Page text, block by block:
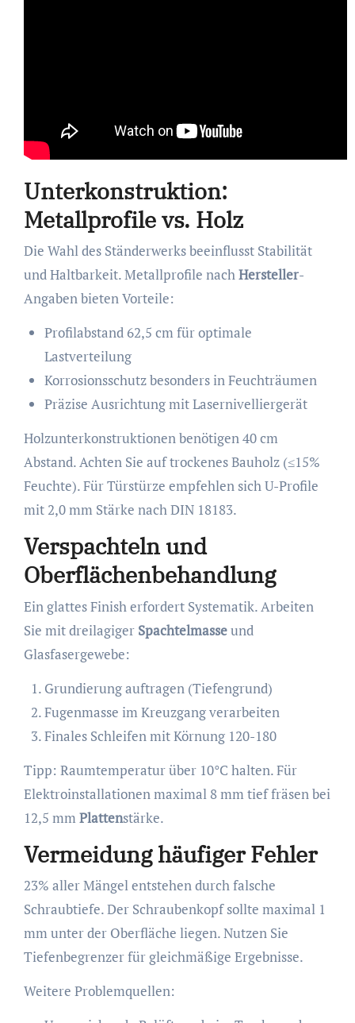
Unterkonstruktion:
Metallprofile vs. Holz
Die Wahl des Ständerwerks beeinflusst Stabilität
und Haltbarkeit. Metallprofile nachHersteller-
Angaben bieten Vorteile:
Profilabstand 62,5 cm für optimale
Lastverteilung
Korrosionsschutz besonders in Feuchträumen
Präzise Ausrichtung mit Lasernivelliergerät
Holzunterkonstruktionen benötigen 40 cm
Abstand. Achten Sie auf trockenes Bauholz (≤15%
Feuchte). Für Türstürze empfehlen sich U-Profile
mit 2,0 mm Stärke nach DIN 18183.
Verspachteln und
Oberflächenbehandlung
Ein glattes Finish erfordert Systematik. Arbeiten
Sie mit dreilagiger Spachtelmasseund
Glasfasergewebe:
Grundierung auftragen (Tiefengrund)
Fugenmasse im Kreuzgang verarbeiten
Finales Schleifen mit Körnung 120-180
Tipp: Raumtemperatur über 10°C halten. Für
Elektroinstallationen maximal 8 mm tief fräsen bei
12,5 mmPlattenstärke.
Vermeidung häufiger Fehler
23% aller Mängel entstehen durch falsche
Schraubtiefe. Der Schraubenkopf sollte maximal 1
mm unter der Oberfläche liegen. Nutzen Sie
Tiefenbegrenzer für gleichmäßige Ergebnisse.
Weitere Problemquellen: